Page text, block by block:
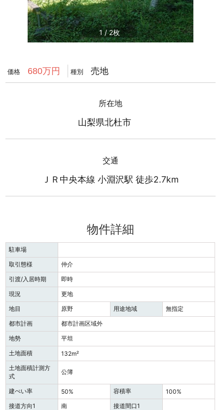
1/2
価格 680万円 種別 売地
所在地
山梨県北杜市
交通
ＪＲ中央本線 小淵沢駅 徒歩2.7km
物件詳細
駐車場
取引態様
仲介
引渡/入居時期
即時
現況
更地
地目
原野 用途地域
無指定
都市計画
都市計画区域外
地勢
平坦
土地面積
132m²
土地面積計測方
式
公簿
建ぺい率 50% 容積率
100%
接道方向1
南
接道間口1